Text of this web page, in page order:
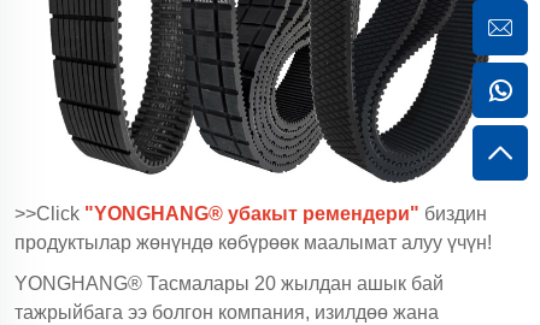
>>Click "YONGHANG® убакыт ремендери" биздин
продуктылар жөнүндө көбүрөөк маалымат алуу үчүн!
YONGHANG® Тасмалары 20 жылдан ашык бай
тажрыйбага ээ болгон компания, изилдөө жана